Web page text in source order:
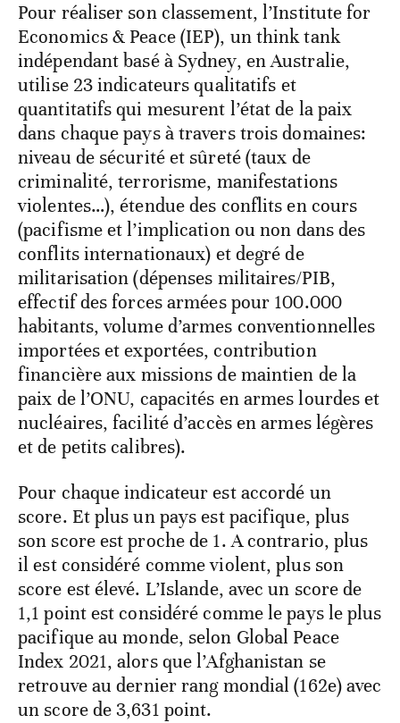
Pour réaliser son classement, l’Institute for
Economics & Peace (IEP), un think tank
indépendant basé à Sydney, en Australie,
utilise 23 indicateurs qualitatifs et
quantitatifs qui mesurent l’état de la paix
dans chaque pays à travers trois domaines:
niveau de sécurité et sûreté (taux de
criminalité, terrorisme, manifestations
violentes…), étendue des conflits en cours
(pacifisme et l’implication ou non dans des
conflits internationaux) et degré de
militarisation (dépenses militaires/PIB,
effectif des forces armées pour 100.000
habitants, volume d’armes conventionnelles
importées et exportées, contribution
financière aux missions de maintien de la
paix de l’ONU, capacités en armes lourdes et
nucléaires, facilité d’accès en armes légères
et de petits calibres).
Pour chaque indicateur est accordé un
score. Et plus un pays est pacifique, plus
son score est proche de 1. A contrario, plus
il est considéré comme violent, plus son
score est élevé. L’Islande, avec un score de
1,1 point est considéré comme le pays le plus
pacifique au monde, selon Global Peace
Index 2021, alors que l’Afghanistan se
retrouve au dernier rang mondial (162e) avec
un score de 3,631 point.